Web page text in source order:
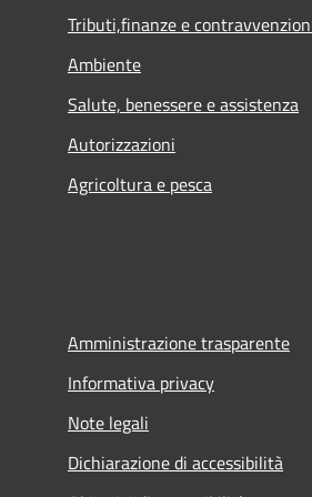
Tributi,finanze e
Ambiente
Salute, benessere e assistenza
Autorizzazioni
Agricoltura e pesca
Amministrazione trasparente
Informativa privacy
Note legali
Dichiarazione di accessibilità